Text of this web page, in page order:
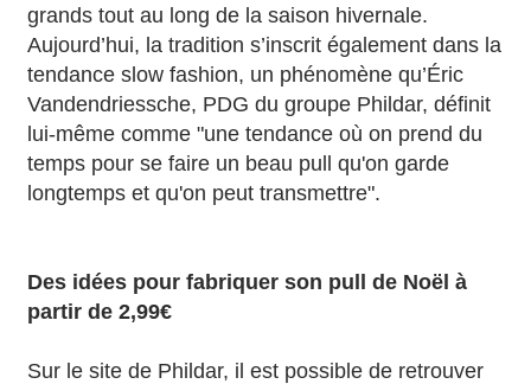
grands tout au long de la saison hivernale.
Aujourd’hui, la tradition s’inscrit également dans la
tendance slow fashion, un phénomène qu’Éric
Vandendriessche, PDG du groupe Phildar, définit
lui-même comme "une tendance où on prend du
temps pour se faire un beau pull qu'on garde
longtemps et qu'on peut transmettre".
Des idées pour fabriquer son pull de Noël à
partir de 2,99€
Sur le site de Phildar, il est possible de retrouver